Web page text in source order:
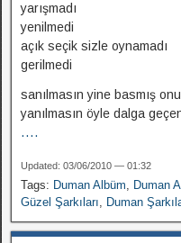
yarışmadı
yenilmedi
açık seçik sizle oynamadı
gerilmedi
sanılmasın yine basmış
yanılmasın öyle dalga
....
Updated: 03/06/2010 — 01:32
Tags: Duman Albüm, Duman
Güzel Şarkıları, Duman